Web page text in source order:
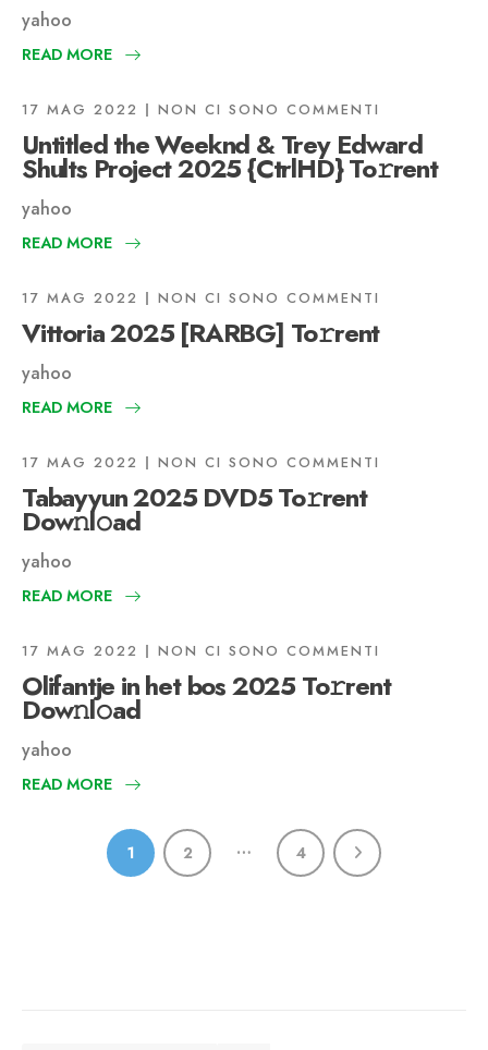
yahoo
READ MORE
17 MAG 2022 NON CI SONO COMMENTI
Untitled the Weeknd & Trey Edward
Shults Project 2025 {CtrlHD} To𝚛rent
yahoo
READ MORE
17 MAG 2022 NON CI SONO COMMENTI
Vittoria 2025 [RARBG] To𝚛rent
yahoo
READ MORE
17 MAG 2022 NON CI SONO COMMENTI
Tabayyun 2025 DVD5 To𝚛rent
Dow𝚗l𝚘ad
yahoo
READ MORE
17 MAG 2022 NON CI SONO COMMENTI
Olifantje in het bos 2025 To𝚛rent
Dow𝚗l𝚘ad
yahoo
READ MORE
1 2 … 4